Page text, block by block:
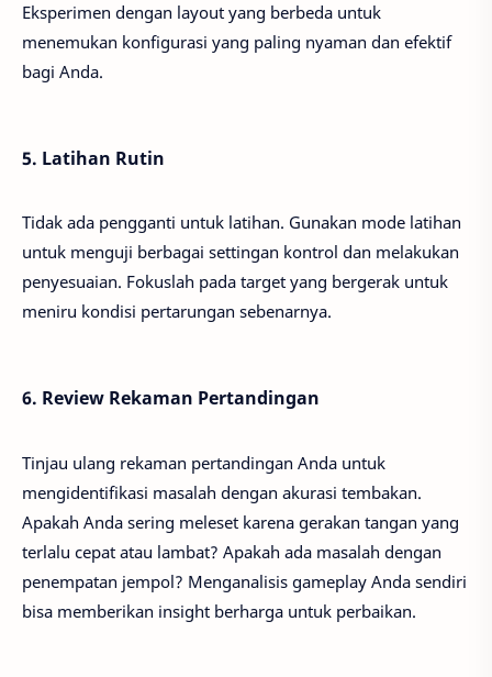
Eksperimen dengan layout yang berbeda untuk
menemukan konfigurasi yang paling nyaman dan efektif
bagi Anda.
5. Latihan Rutin
Tidak ada pengganti untuk latihan. Gunakan mode latihan
untuk menguji berbagai settingan kontrol dan melakukan
penyesuaian. Fokuslah pada target yang bergerak untuk
meniru kondisi pertarungan sebenarnya.
6. Review Rekaman Pertandingan
Tinjau ulang rekaman pertandingan Anda untuk
mengidentifikasi masalah dengan akurasi tembakan.
Apakah Anda sering meleset karena gerakan tangan yang
terlalu cepat atau lambat? Apakah ada masalah dengan
penempatan jempol? Menganalisis gameplay Anda sendiri
bisa memberikan insight berharga untuk perbaikan.